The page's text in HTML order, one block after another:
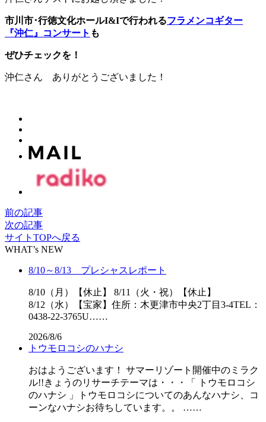
市川市･行徳文化ホールI&Iで行われるフラメンコギター
『沖仁』コンサート も
ぜひチェックを！
沖仁さん ありがとうございました！
前の記事
次の記事
サイトTOPへ戻る
WHAT’s NEW
8/10～8/13 プレシャスレポート
8/10（月）【休止】 8/11（火・祝）【休止】
8/12（水）【宝家】住所：木更津市中央2丁目3-4TEL：
0438-22-3765U……
2026/8/6
トウモロコシのハナシ
おはようございます！ サマーリゾート開催中のミラク
ル!!きょうのリサーチテーマは・・・「 トウモロコシ
のハナシ 」トウモロコシについてのあんなハナシ、コ
ーンなハナシお待ちしています。。 ……